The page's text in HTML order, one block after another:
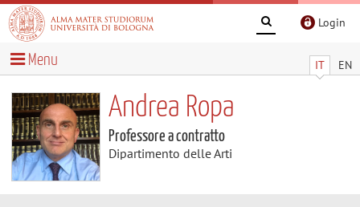
Login
IT EN
Menu
Andrea Ropa
Professore a contratto
Dipartimento delle Arti